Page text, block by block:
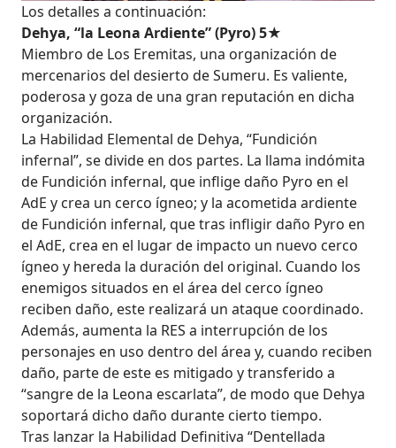
Los detalles a continuación:
Dehya, “la Leona Ardiente” (Pyro) 5★
Miembro de Los Eremitas, una organización de
mercenarios del desierto de Sumeru. Es valiente,
poderosa y goza de una gran reputación en dicha
organización.
La Habilidad Elemental de Dehya, “Fundición
infernal”, se divide en dos partes. La llama indómita
de Fundición infernal, que inflige daño Pyro en el
AdE y crea un cerco ígneo; y la acometida ardiente
de Fundición infernal, que tras infligir daño Pyro en
el AdE, crea en el lugar de impacto un nuevo cerco
ígneo y hereda la duración del original. Cuando los
enemigos situados en el área del cerco ígneo
reciben daño, este realizará un ataque coordinado.
Además, aumenta la RES a interrupción de los
personajes en uso dentro del área y, cuando reciben
daño, parte de este es mitigado y transferido a
“sangre de la Leona escarlata”, de modo que Dehya
soportará dicho daño durante cierto tiempo.
Tras lanzar la Habilidad Definitiva “Dentellada